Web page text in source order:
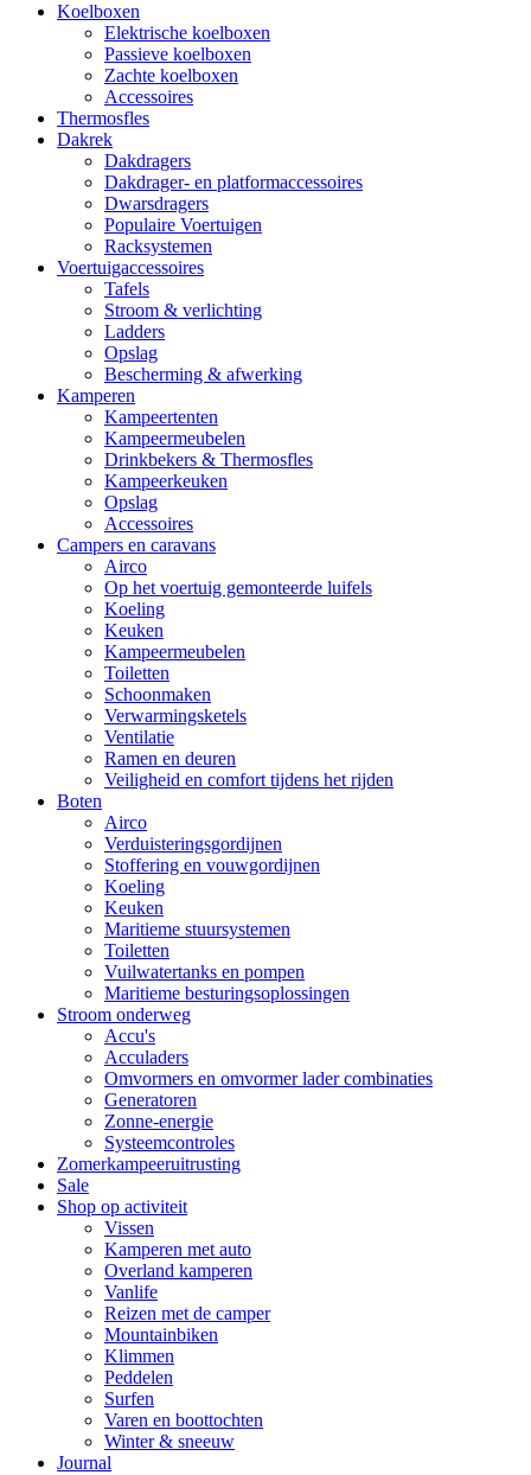
Koelboxen
Elektrische koelboxen
Passieve koelboxen
Zachte koelboxen
Accessoires
Thermosfles
Dakrek
Dakdragers
Dakdrager- en platformaccessoires
Dwarsdragers
Populaire Voertuigen
Racksystemen
Voertuigaccessoires
Tafels
Stroom & verlichting
Ladders
Opslag
Bescherming & afwerking
Kamperen
Kampeertenten
Kampeermeubelen
Drinkbekers & Thermosfles
Kampeerkeuken
Opslag
Accessoires
Campers en caravans
Airco
Op het voertuig gemonteerde luifels
Koeling
Keuken
Kampeermeubelen
Toiletten
Schoonmaken
Verwarmingsketels
Ventilatie
Ramen en deuren
Veiligheid en comfort tijdens het rijden
Boten
Airco
Verduisteringsgordijnen
Stoffering en vouwgordijnen
Koeling
Keuken
Maritieme stuursystemen
Toiletten
Vuilwatertanks en pompen
Maritieme besturingsoplossingen
Stroom onderweg
Accu's
Acculaders
Omvormers en omvormer lader combinaties
Generatoren
Zonne-energie
Systeemcontroles
Zomerkampeeruitrusting
Sale
Shop op activiteit
Vissen
Kamperen met auto
Overland kamperen
Vanlife
Reizen met de camper
Mountainbiken
Klimmen
Peddelen
Surfen
Varen en boottochten
Winter & sneeuw
Journal